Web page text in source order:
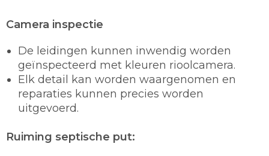
Camera inspectie
De leidingen kunnen inwendig worden
geïnspecteerd met kleuren rioolcamera.
Elk detail kan worden waargenomen en
reparaties kunnen precies worden
uitgevoerd.
Ruiming septische put: